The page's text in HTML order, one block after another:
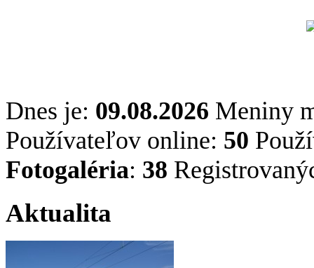
Dnes je: 09.08.2026 Meniny
Používateľov online: 50
Fotogaléria: 38
Aktualita